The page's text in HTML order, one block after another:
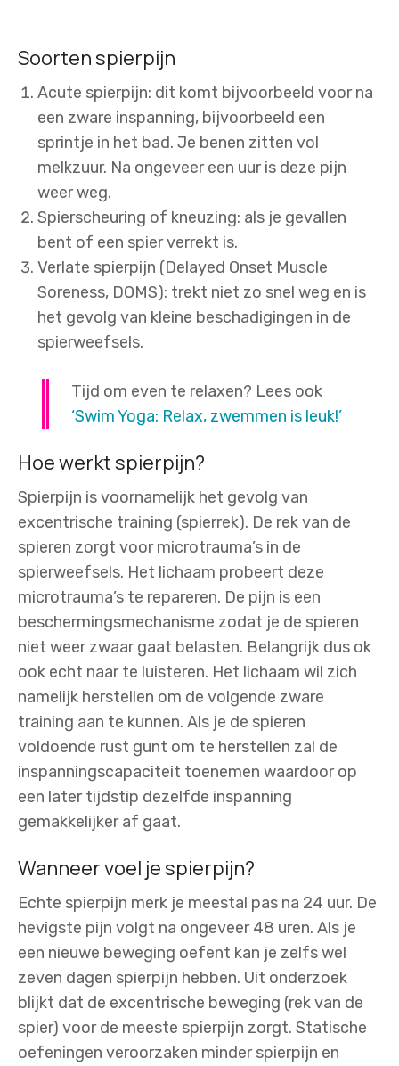
Soorten spierpijn
Acute spierpijn: dit komt bijvoorbeeld voor na
een zware inspanning, bijvoorbeeld een
sprintje in het bad. Je benen zitten vol
melkzuur. Na ongeveer een uur is deze pijn
weer weg.
Spierscheuring of kneuzing: als je gevallen
bent of een spier verrekt is.
Verlate spierpijn (Delayed Onset Muscle
Soreness, DOMS): trekt niet zo snel weg en is
het gevolg van kleine beschadigingen in de
spierweefsels.
Tijd om even te relaxen? Lees ook
‘Swim Yoga: Relax, zwemmen is leuk!’
Hoe werkt spierpijn?
Spierpijn is voornamelijk het gevolg van
excentrische training (spierrek). De rek van de
spieren zorgt voor microtrauma’s in de
spierweefsels. Het lichaam probeert deze
microtrauma’s te repareren. De pijn is een
beschermingsmechanisme zodat je de spieren
niet weer zwaar gaat belasten. Belangrijk dus ok
ook echt naar te luisteren. Het lichaam wil zich
namelijk herstellen om de volgende zware
training aan te kunnen. Als je de spieren
voldoende rust gunt om te herstellen zal de
inspanningscapaciteit toenemen waardoor op
een later tijdstip dezelfde inspanning
gemakkelijker af gaat.
Wanneer voel je spierpijn?
Echte spierpijn merk je meestal pas na 24 uur. De
hevigste pijn volgt na ongeveer 48 uren. Als je
een nieuwe beweging oefent kan je zelfs wel
zeven dagen spierpijn hebben. Uit onderzoek
blijkt dat de excentrische beweging (rek van de
spier) voor de meeste spierpijn zorgt. Statische
oefeningen veroorzaken minder spierpijn en